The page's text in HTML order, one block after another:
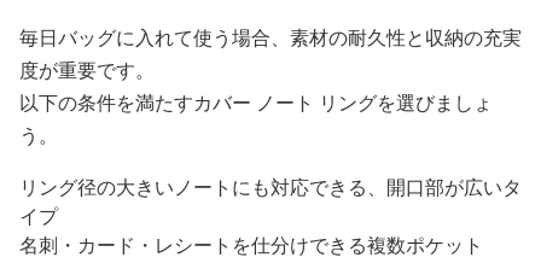
毎日バッグに入れて使う場合、素材の耐久性と収納の充実
度が重要です。
以下の条件を満たすカバー ノート リングを選びましょ
う。
リング径の大きいノートにも対応できる、開口部が広いタ
イプ
名刺・カード・レシートを仕分けできる複数ポケット